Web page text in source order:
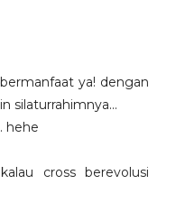
ya! dengan
silaturrahimnya...
hehe
cross berevolusi